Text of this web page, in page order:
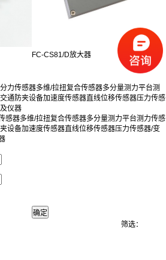
FC-CS81/D放大器
力传感器多维/拉扭复合传感器多分量测力平台测
通防夹设备加速度传感器直线位移传感器压力传感
仪器
感器多维/拉扭复合传感器多分量测力平台测力传感
设备加速度传感器直线位移传感器压力传感器/变
筛选：